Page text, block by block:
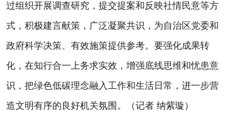
过组织开展调查研究，提交提案和反映社情民意等方
式，积极建言献策，广泛凝聚共识，为自治区党委和
政府科学决策、有效施策提供参考。要强化成果转
化，在知行合一上务求实效，增强底线思维和忧患意
识，把绿色低碳理念融入工作和生活日常，进一步营
造文明有序的良好机关氛围。（记者 纳紫璇）